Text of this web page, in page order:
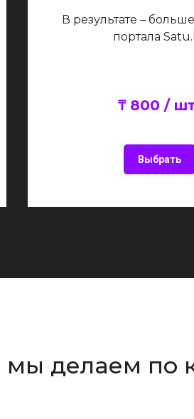
В результате –
портала
₸ 800 /
Выбрать
мы делаем по